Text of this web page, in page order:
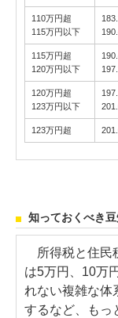
110万円超
115万円以下
115万円超
120万円以下
120万円超
123万円以下
123万円超
知っておくべき
所得税と住民
は5万円、10万
れない複雑な体
するなど、もっ